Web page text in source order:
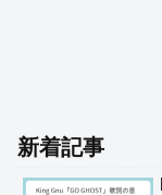
新着記事